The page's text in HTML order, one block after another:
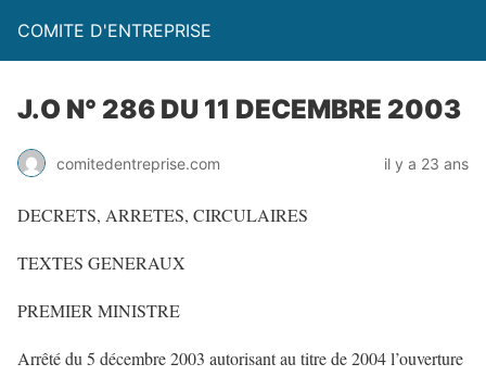
COMITE D'ENTREPRISE
J.O N° 286 DU 11 DECEMBRE 2003
comitedentreprise.com il y a 23 ans
DECRETS, ARRETES, CIRCULAIRES
TEXTES GENERAUX
PREMIER MINISTRE
Arrêté du 5 décembre 2003 autorisant au titre de 2004 l’ouverture